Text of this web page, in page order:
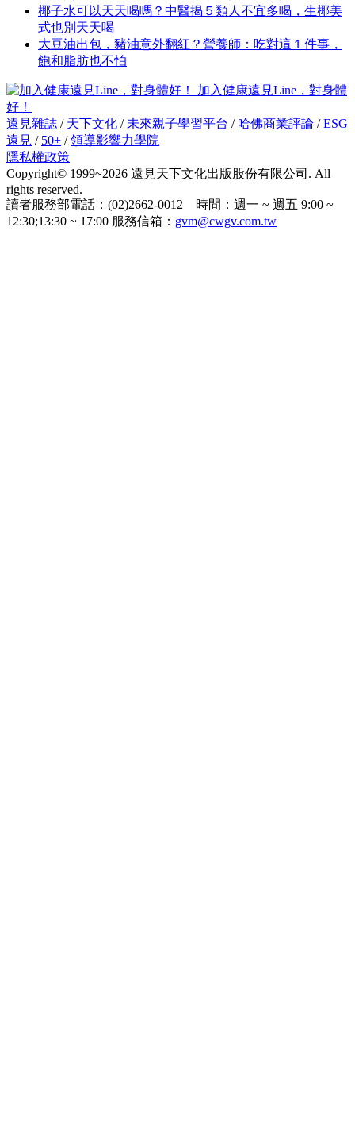
椰子水可以天天喝嗎？中醫揭５類人不宜多喝，生椰美
式也別天天喝
大豆油出包，豬油意外翻紅？營養師：吃對這１件事，
飽和脂肪也不怕
加入健康遠見Line，對身體
好！
遠見雜誌 / 天下文化 / 未來親子學習平台 / 哈佛商業評論 /ESG
遠見 / 50+ /領導影響力學院
隱私權政策
Copyright© 1999~2026 遠見天下文化出版股份有限公司. All
rights reserved.
讀者服務部電話：(02)2662-0012 時間：週一 ~ 週五 9:00 ~
12:30;13:30 ~ 17:00 服務信箱： gvm@cwgv.com.tw